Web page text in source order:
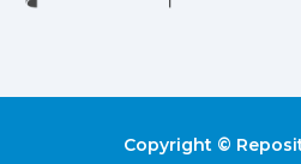
Copyright ©